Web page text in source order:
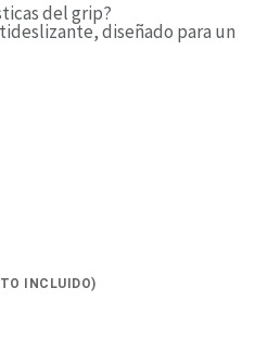
del grip?
diseñado para un
INCLUIDO)